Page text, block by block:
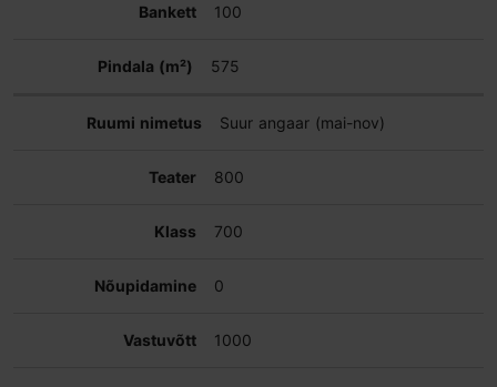
100
575
Suur angaar (mai-nov)
800
700
0
1000